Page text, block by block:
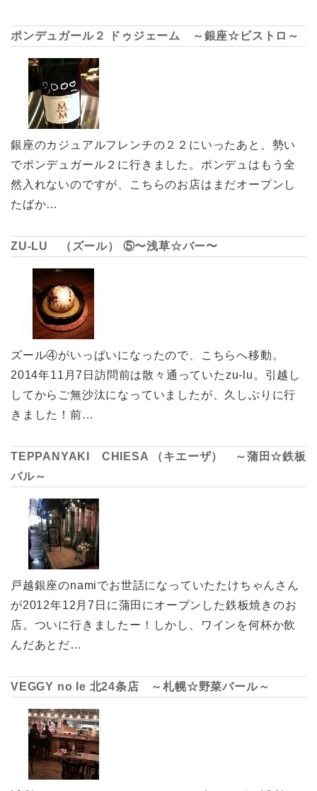
ポンデュガール２ ドゥジェーム ～銀座☆ビストロ～
銀座のカジュアルフレンチの２２にいったあと、勢い
でポンデュガール２に行きました。ポンデュはもう全
然入れないのですが、こちらのお店はまだオープンし
たばか…
ZU-LU （ズール） ⑤〜浅草☆バー〜
ズール④がいっぱいになったので、こちらへ移動。
2014年11月7日訪問前は散々通っていたzu-lu。引越し
してからご無沙汰になっていましたが、久しぶりに行
きました！前…
TEPPANYAKI CHIESA （キエーザ） ～蒲田☆鉄板
バル～
戸越銀座のnamiでお世話になっていたたけちゃんさん
が2012年12月7日に蒲田にオープンした鉄板焼きのお
店。ついに行きましたー！しかし、ワインを何杯か飲
んだあとだ…
VEGGY no Ie 北24条店 ～札幌☆野菜バール～